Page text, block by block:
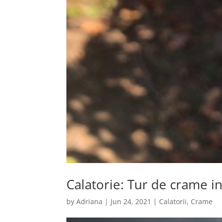
Calatorie: Tur de crame
byAdriana | Jun 24, 2021 | Calatorii, Crame